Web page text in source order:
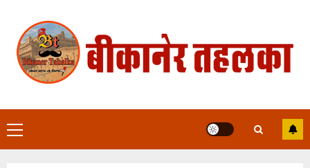
content
Primary
Menu